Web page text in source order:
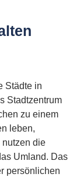
Städte in
Stadtzentrum
zu einem
leben,
nutzen die
Umland. Das
persönlichen